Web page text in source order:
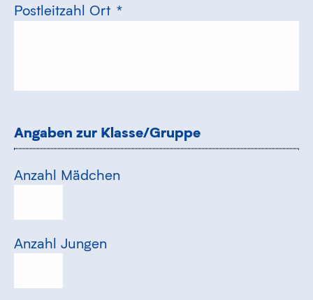
Postleitzahl Ort *
Angaben zur Klasse/Gruppe
Anzahl Mädchen
Anzahl Jungen